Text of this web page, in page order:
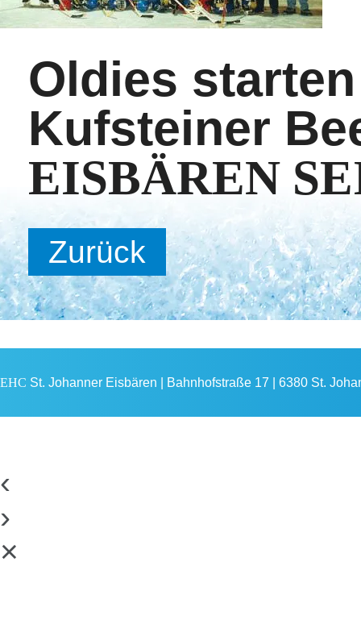
Oldies
Kufsteiner
EISBÄREN
Zurück
EHC St. Johanner Eisbären | Bahnhofstraße 17 | 6380 St.
‹
›
×